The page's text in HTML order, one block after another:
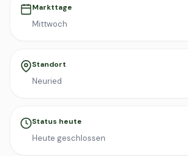
Markttage
Mittwoch
Standort
Neuried
Status heute
Heute geschlossen